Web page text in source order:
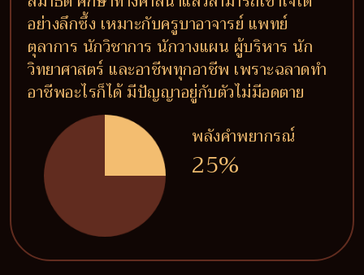
อย่างลึกซึ้ง เหมาะกับครูบาอาจารย์ แพทย์
ตุลาการ นักวิชาการ นักวางแผน ผู้บริหาร นัก
วิทยาศาสตร์ และอาชีพทุกอาชีพ เพราะฉลาดทำ
อาชีพอะไรก็ได้ มีปัญญาอยู่กับตัวไม่มีอดตาย
พลังคำพยากรณ์
25%